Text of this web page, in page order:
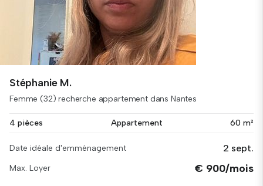
Stéphanie M.
Femme (32) recherche appartement dans Nantes
4 pièces Appartement 60 m²
Date idéale d'emménagement 2 sept.
Max. Loyer € 900/mois